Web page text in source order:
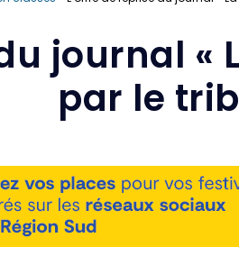
journal «
par le